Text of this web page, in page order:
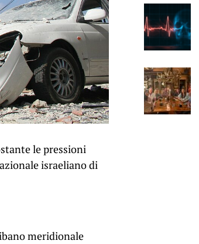
le pressioni
israeliano di
meridionale